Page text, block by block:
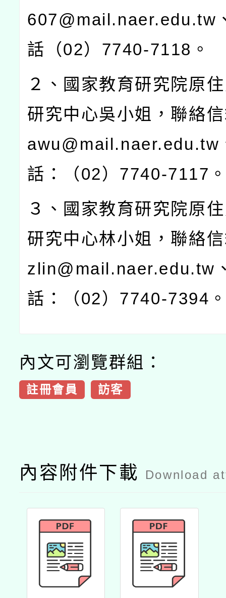
607@mail.naer.edu.tw
話（02） 7740-7118 。
２、國家教育研究院原
研究中心吳小姐，聯絡
awu@mail.naer.edu.tw
話：（02） 7740-7117
３、國家教育研究院原
研究中心林小姐，聯絡
zlin@mail.naer.edu.tw
話：（02） 7740-7394
內文可瀏覽群組：
註冊會員 訪客
內容附件下載 Download